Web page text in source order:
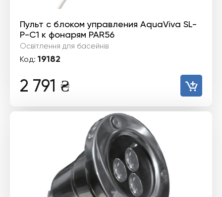
Пульт с блоком управления AquaViva SL-
P-C1 к фонарям PAR56
Освітлення для басейнів
Код: 19182
2 791 ₴